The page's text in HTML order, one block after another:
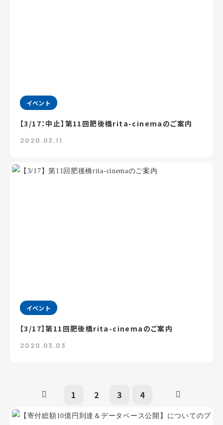
イベント
【3/17：中止】第11回肥後橋rita-cinemaのご案内
2020.03.11
イベント
【3/17】第11回肥後橋rita-cinemaのご案内
2020.03.03
1 2 3 4